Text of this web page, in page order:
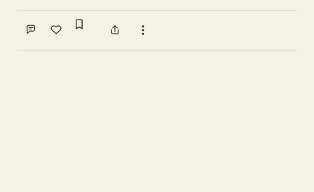
Comment
Like
Sign in to bookmark
ShareMore actions